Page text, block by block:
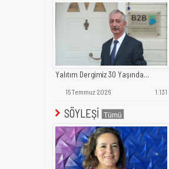
Yalıtım Dergimiz 30 Yaşında...
15 Temmuz 2026 1.131
SÖYLEŞİ